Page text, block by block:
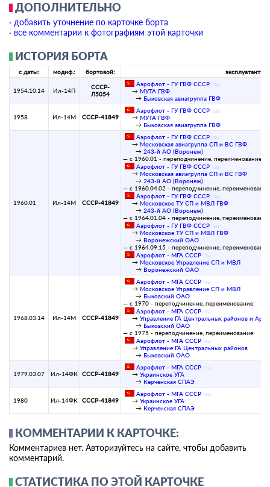
ДОПОЛНИТЕЛЬНО
· добавить уточнение по карточке борта
· все комментарии к фотографиям этой карточки
ИСТОРИЯ БОРТА
с даты: модиф.: бортовой: эксплуатант:
1954.10.14 Ил-14П
СССР-
Л5054
Аэрофлот - ГУ ГВФ СССР su
→ МУТА ГВФ
→ Быковская авиагруппа ГВФ
1958 Ил-14М СССР-41849
Аэрофлот - ГУ ГВФ СССР su
→ МУТА ГВФ
→ Быковская авиагруппа ГВФ
1960.01 Ил-14М СССР-41849
Аэрофлот - ГУ ГВФ СССР su
→ Московская авиагруппа СП и ВС ГВФ
→ 243-й АО (Воронеж)
— с 1960.01 - переподчинение, переименование:
Аэрофлот - ГУ ГВФ СССР su
→ Московская авиагруппа СП и ВС ГВФ
→ 243-й АО (Воронеж)
— с 1960.04.02 - переподчинение,
Аэрофлот - ГУ ГВФ СССР su
→ Московское ТУ СП и МВЛ ГВФ
→ 243-й АО (Воронеж)
— с 1964.01.04 - переподчинение,
Аэрофлот - ГУ ГВФ СССР su
→ Московское ТУ СП и МВЛ ГВФ
→ Воронежский ОАО
— с 1964.09.15 - переподчинение,
Аэрофлот - МГА СССР su
→ Московское Управление СП и МВЛ
→ Воронежский ОАО
1968.03.14 Ил-14М СССР-41849
Аэрофлот - МГА СССР su
→ Московское Управление СП и МВЛ
→ Быковский ОАО
— с 1970 - переподчинение, переименование:
Аэрофлот - МГА СССР su
→ Управление ГА Центральных районов и
→ Быковский ОАО
— с 1975 - переподчинение, переименование:
Аэрофлот - МГА СССР su
→ Управление ГА Центральных районов
→ Быковский ОАО
1979.03.07 Ил-14ФК СССР-41849
Аэрофлот - МГА СССР su
→ Украинское УГА
→ Керченская СПАЭ
1980 Ил-14ФК СССР-41849
Аэрофлот - МГА СССР su
→ Украинское УГА
→ Керченская СПАЭ
КОММЕНТАРИИ К КАРТОЧКЕ:
Комментариев нет. Авторизуйтесь на сайте, чтобы добавить
комментарий.
СТАТИСТИКА ПО ЭТОЙ КАРТОЧКЕ